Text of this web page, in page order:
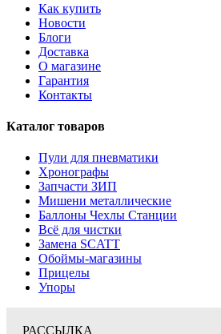
Как купить
Новости
Блоги
Доставка
О магазине
Гарантия
Контакты
Каталог товаров
Пули для пневматики
Хронографы
Запчасти ЗИП
Мишени металлические
Баллоны Чехлы Станции
Всё для чистки
Замена SCATT
Обоймы-магазины
Прицелы
Упоры
РАССЫЛКА